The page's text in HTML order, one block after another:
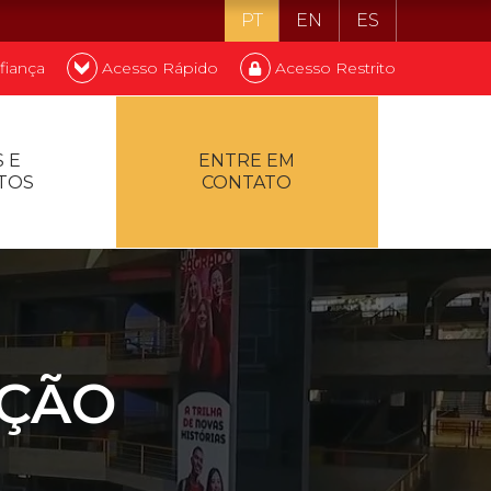
PT EN ES
Acesso Rápido Acesso Restrito
E
ENTRE EM
CONTATO